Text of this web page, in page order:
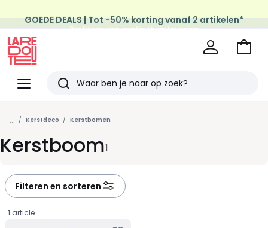
GOEDE DEALS | Tot -50% korting vanaf 2 artikelen*
Profiteer van gratis thuis levering
Menu
Redoute
Zoeken
Laatst
bekeken
artikelen
Naar
... Kerstdeco Kerstbomen
Kerstboom1
Filteren en sorteren
1 article